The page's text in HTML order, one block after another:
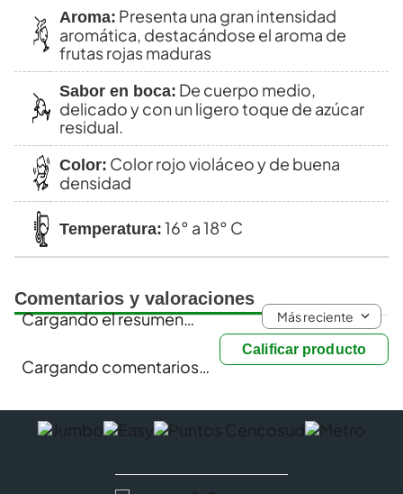
Aroma: Presenta una gran intensidad
aromática, destacándose el aroma de
frutas rojas maduras
Sabor en boca: De cuerpo medio,
delicado y con un ligero toque de azúcar
residual.
Color: Color rojo violáceo y de buena
densidad
Temperatura: 16° a 18° C
Comentarios y valoraciones
Calificar producto
Cargando el resumen… Más reciente
Cargando comentarios…